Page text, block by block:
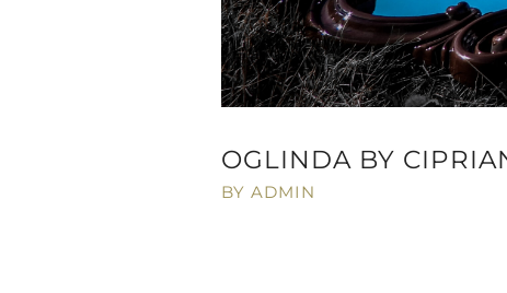
OGLINDA BY
BY ADMIN